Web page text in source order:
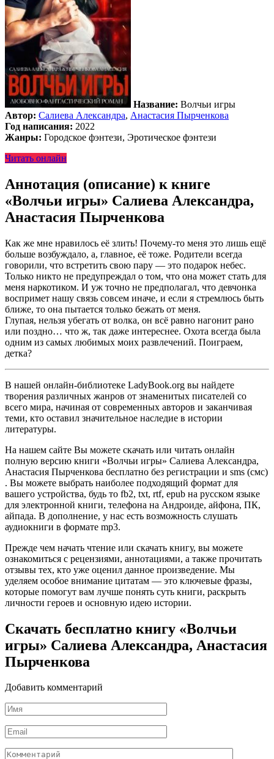
Название: Волчьи игры
Автор: Салиева Александра, Анастасия Пырченкова
Год написания: 2022
Жанры: Городское фэнтези, Эротическое фэнтези
Читать онлайн
Аннотация (описание) к книге
«Волчьи игры» Салиева Александра,
Анастасия Пырченкова
Как же мне нравилось её злить! Почему-то меня это лишь ещё
больше возбуждало, а, главное, её тоже. Родители всегда
говорили, что встретить свою пару — это подарок небес.
Только никто не предупреждал о том, что она может стать для
меня наркотиком. И уж точно не предполагал, что девчонка
воспримет нашу связь совсем иначе, и если я стремлюсь быть
ближе, то она пытается только бежать от меня.
Глупая, нельзя убегать от волка, он всё равно нагонит рано
или поздно… что ж, так даже интереснее. Охота всегда была
одним из самых любимых моих развлечений. Поиграем,
детка?
В нашей онлайн-библиотеке LadyBook.org вы найдете
творения различных жанров от знаменитых писателей со
всего мира, начиная от современных авторов и заканчивая
теми, кто оставил значительное наследие в истории
литературы.
На нашем сайте Вы можете скачать или читать онлайн
полную версию книги «Волчьи игры» Салиева Александра,
Анастасия Пырченкова бесплатно без регистрации и sms (смс)
. Вы можете выбрать наиболее подходящий формат для
вашего устройства, будь то fb2, txt, rtf, epub на русском языке
для электронной книги, телефона на Андроиде, айфона, ПК,
айпада. В дополнение, у нас есть возможность слушать
аудиокниги в формате mp3.
Прежде чем начать чтение или скачать книгу, вы можете
ознакомиться с рецензиями, аннотациями, а также прочитать
отзывы тех, кто уже оценил данное произведение. Мы
уделяем особое внимание цитатам — это ключевые фразы,
которые помогут вам лучше понять суть книги, раскрыть
личности героев и основную идею истории.
Скачать бесплатно книгу «Волчьи
игры» Салиева Александра, Анастасия
Пырченкова
Добавить комментарий
Имя
*
Email
*
Комментарий